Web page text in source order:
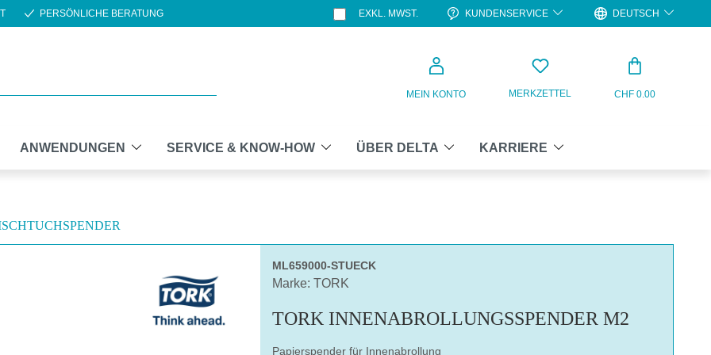
PERSÖNLICHE BERATUNG EXKL. MWST. KUNDENSERVICE DEUTSCH
MEIN KONTO MERKZETTEL CHF 0.00
ANWENDUNGEN SERVICE & KNOW-HOW ÜBER DELTA KARRIERE
ML659000-STUECK
Marke: TORK
TORK INNENABROLLUNGSSPENDER M2
Papierspender für Innenabrollung